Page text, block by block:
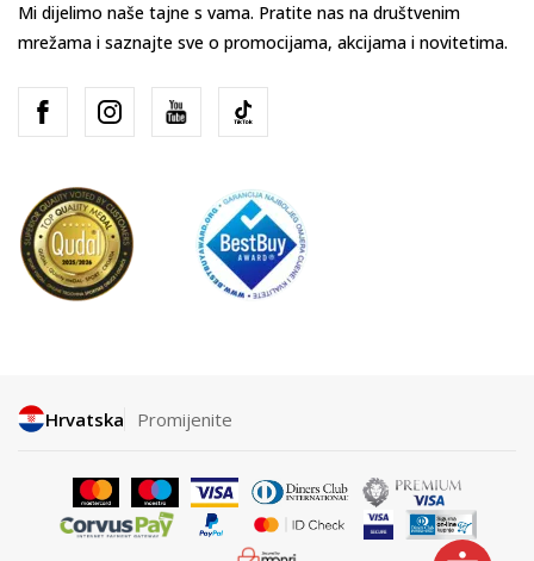
Mi dijelimo naše tajne s vama. Pratite nas na društvenim
mrežama i saznajte sve o promocijama, akcijama i novitetima.
Hrvatska Promijenite